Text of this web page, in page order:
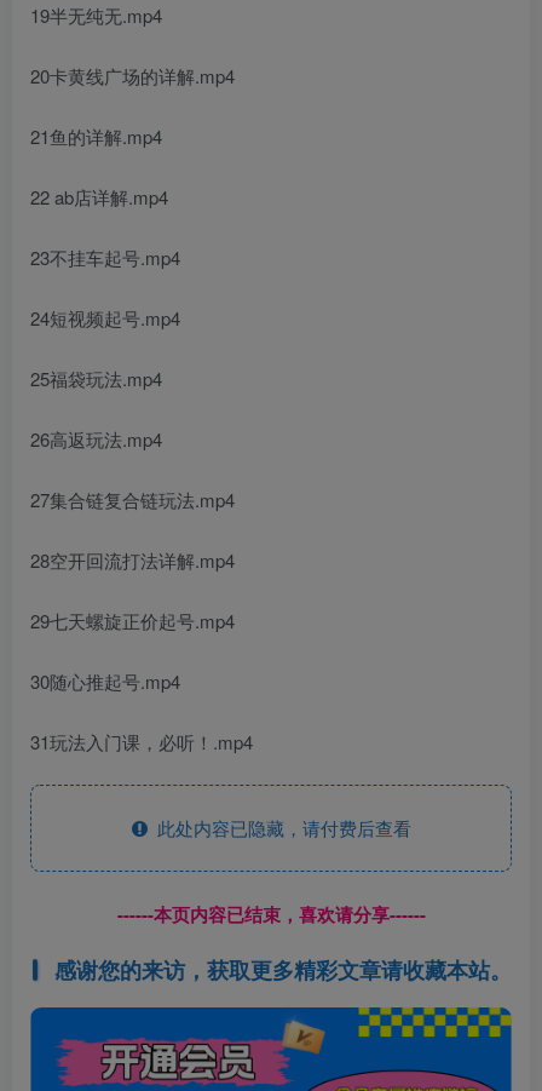
19半无纯无.mp4
20卡黄线广场的详解.mp4
21鱼的详解.mp4
22 ab店详解.mp4
23不挂车起号.mp4
24短视频起号.mp4
25福袋玩法.mp4
26高返玩法.mp4
27集合链复合链玩法.mp4
28空开回流打法详解.mp4
29七天螺旋正价起号.mp4
30随心推起号.mp4
31玩法入门课，必听！.mp4
此处内容已隐藏，请付费后查看
------本页内容已结束，喜欢请分享------
感谢您的来访，获取更多精彩文章请收藏本站。